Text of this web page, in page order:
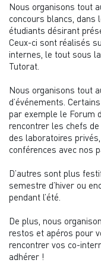
Nous organisons tout
concours blancs, dans
étudiants désirant
Ceux-ci sont réalisés
internes, le tout sous
Tutorat.
Nous organisons tout
d’événements.
par exemple le Forum
rencontrer les chefs
des laboratoires
conférences avec nos
D’autres sont plus
semestre d’hiver ou
pendant l’été.
De plus, nous
restos et apéros pour
rencontrer vos co-
adhérer !